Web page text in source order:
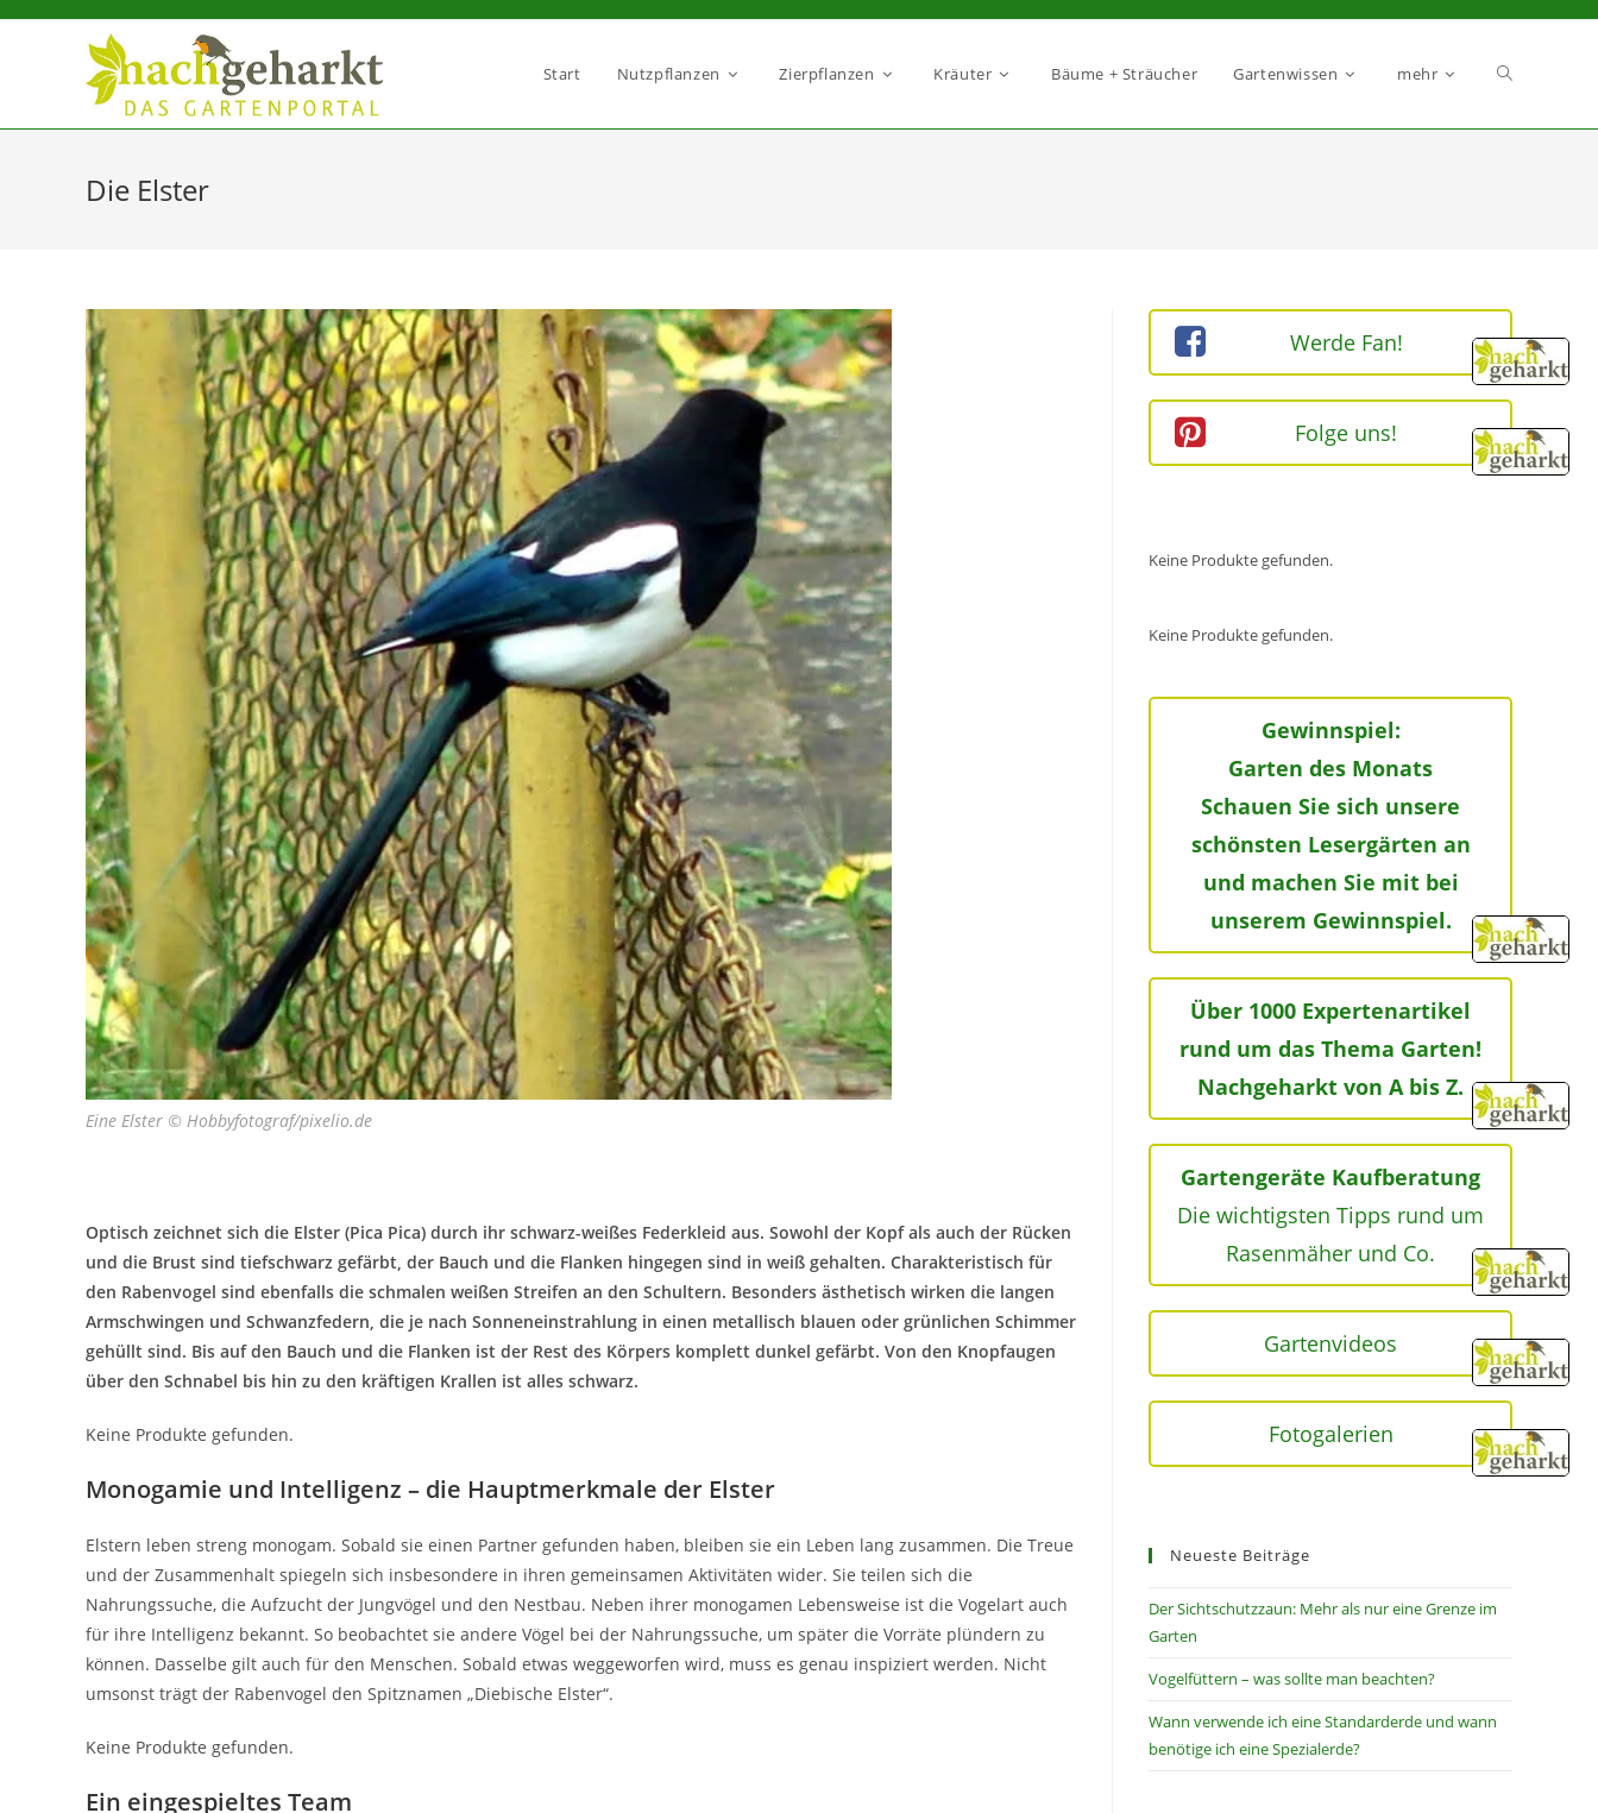
Sidebar-
Start Nutzpflanzen Zierpflanzen Kräuter Bäume + Sträucher Gartenwissen mehr
Die Elster
Eine Elster © Hobbyfotograf/pixelio.de
Optisch zeichnet sich die Elster (Pica Pica) durch ihr schwarz-weißes Federkleid aus. Sowohl der Kopf als auch der Rücken
und die Brust sind tiefschwarz gefärbt, der Bauch und die Flanken hingegen sind in weiß gehalten. Charakteristisch für
den Rabenvogel sind ebenfalls die schmalen weißen Streifen an den Schultern. Besonders ästhetisch wirken die langen
Armschwingen und Schwanzfedern, die je nach Sonneneinstrahlung in einen metallisch blauen oder grünlichen Schimmer
gehüllt sind. Bis auf den Bauch und die Flanken ist der Rest des Körpers komplett dunkel gefärbt. Von den Knopfaugen
über den Schnabel bis hin zu den kräftigen Krallen ist alles schwarz.
Keine Produkte gefunden.
Monogamie und Intelligenz – die Hauptmerkmale der Elster
Elstern leben streng monogam. Sobald sie einen Partner gefunden haben, bleiben sie ein Leben lang zusammen. Die Treue
und der Zusammenhalt spiegeln sich insbesondere in ihren gemeinsamen Aktivitäten wider. Sie teilen sich die
Nahrungssuche, die Aufzucht der Jungvögel und den Nestbau. Neben ihrer monogamen Lebensweise ist die Vogelart auch
für ihre Intelligenz bekannt. So beobachtet sie andere Vögel bei der Nahrungssuche, um später die Vorräte plündern zu
können. Dasselbe gilt auch für den Menschen. Sobald etwas weggeworfen wird, muss es genau inspiziert werden. Nicht
umsonst trägt der Rabenvogel den Spitznamen „Diebische Elster“.
Keine Produkte gefunden.
Ein eingespieltes Team
Werde Fan!
Folge uns!
Keine Produkte gefunden.
Keine Produkte gefunden.
Gewinnspiel:
Garten des Monats
Schauen Sie sich unsere
schönsten Lesergärten an
und machen Sie mit bei
unserem Gewinnspiel.
Über 1000 Expertenartikel
rund um das Thema Garten!
Nachgeharkt von A bis Z.
Gartengeräte Kaufberatung
Die wichtigsten Tipps rund um
Rasenmäher und Co.
Gartenvideos
Fotogalerien
Neueste Beiträge
Der Sichtschutzzaun: Mehr als nur eine Grenze im
Garten
Vogelfüttern – was sollte man beachten?
Wann verwende ich eine Standarderde und wann
benötige ich eine Spezialerde?